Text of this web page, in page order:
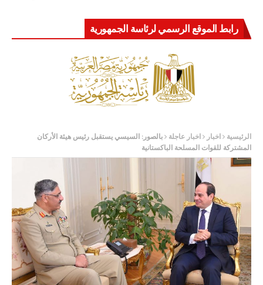
رابط الموقع الرسمي لرئاسة الجمهورية
الرئيسية اخبار اخبار عاجلة بالصور: السيسي يستقبل رئيس هيئة الأركان
المشتركة للقوات المسلحة الباكستانية